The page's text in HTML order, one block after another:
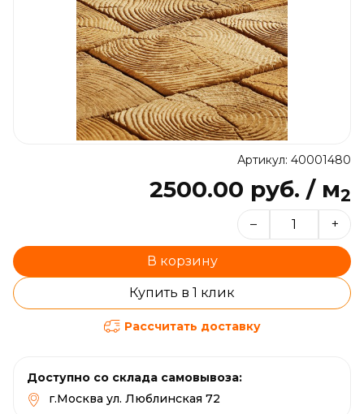
Артикул: 40001480
2500.00 руб. / м2
– +
В корзину
Купить в 1 клик
Рассчитать доставку
Доступно со склада самовывоза:
г.Москва ул. Люблинская 72